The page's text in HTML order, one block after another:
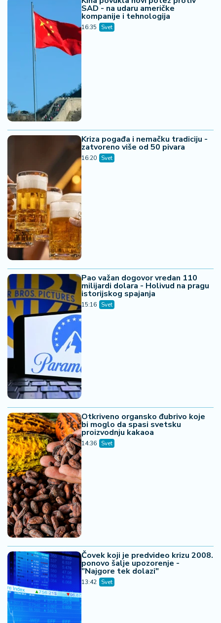
SAD - na udaru američke
kompanije i tehnologija
16:35 Svet
Kriza pogađa i nemačku tradiciju -
zatvoreno više od 50 pivara
16:20 Svet
Pao važan dogovor vredan 110
milijardi dolara - Holivud na pragu
istorijskog spajanja
15:16 Svet
Otkriveno organsko đubrivo koje
bi moglo da spasi svetsku
proizvodnju kakaoa
14:36 Svet
Čovek koji je predvideo krizu 2008.
ponovo šalje upozorenje -
"Najgore tek dolazi"
13:42 Svet